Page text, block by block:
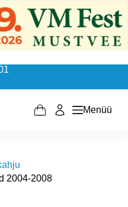
Shopping
Menüü
2004-2008